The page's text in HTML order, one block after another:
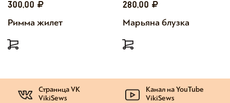
300,00
Римма жилет
280,00
Марьяна блузка
Страница VK
VikiSews
Канал на YouTube
VikiSews